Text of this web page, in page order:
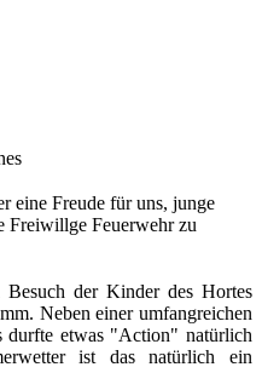
eine Freude für uns, junge
Freiwillge Feuerwehr zu
der Kinder des Hortes
Neben einer umfangreichen
durfte etwas "Action" natürlich
ist das natürlich ein